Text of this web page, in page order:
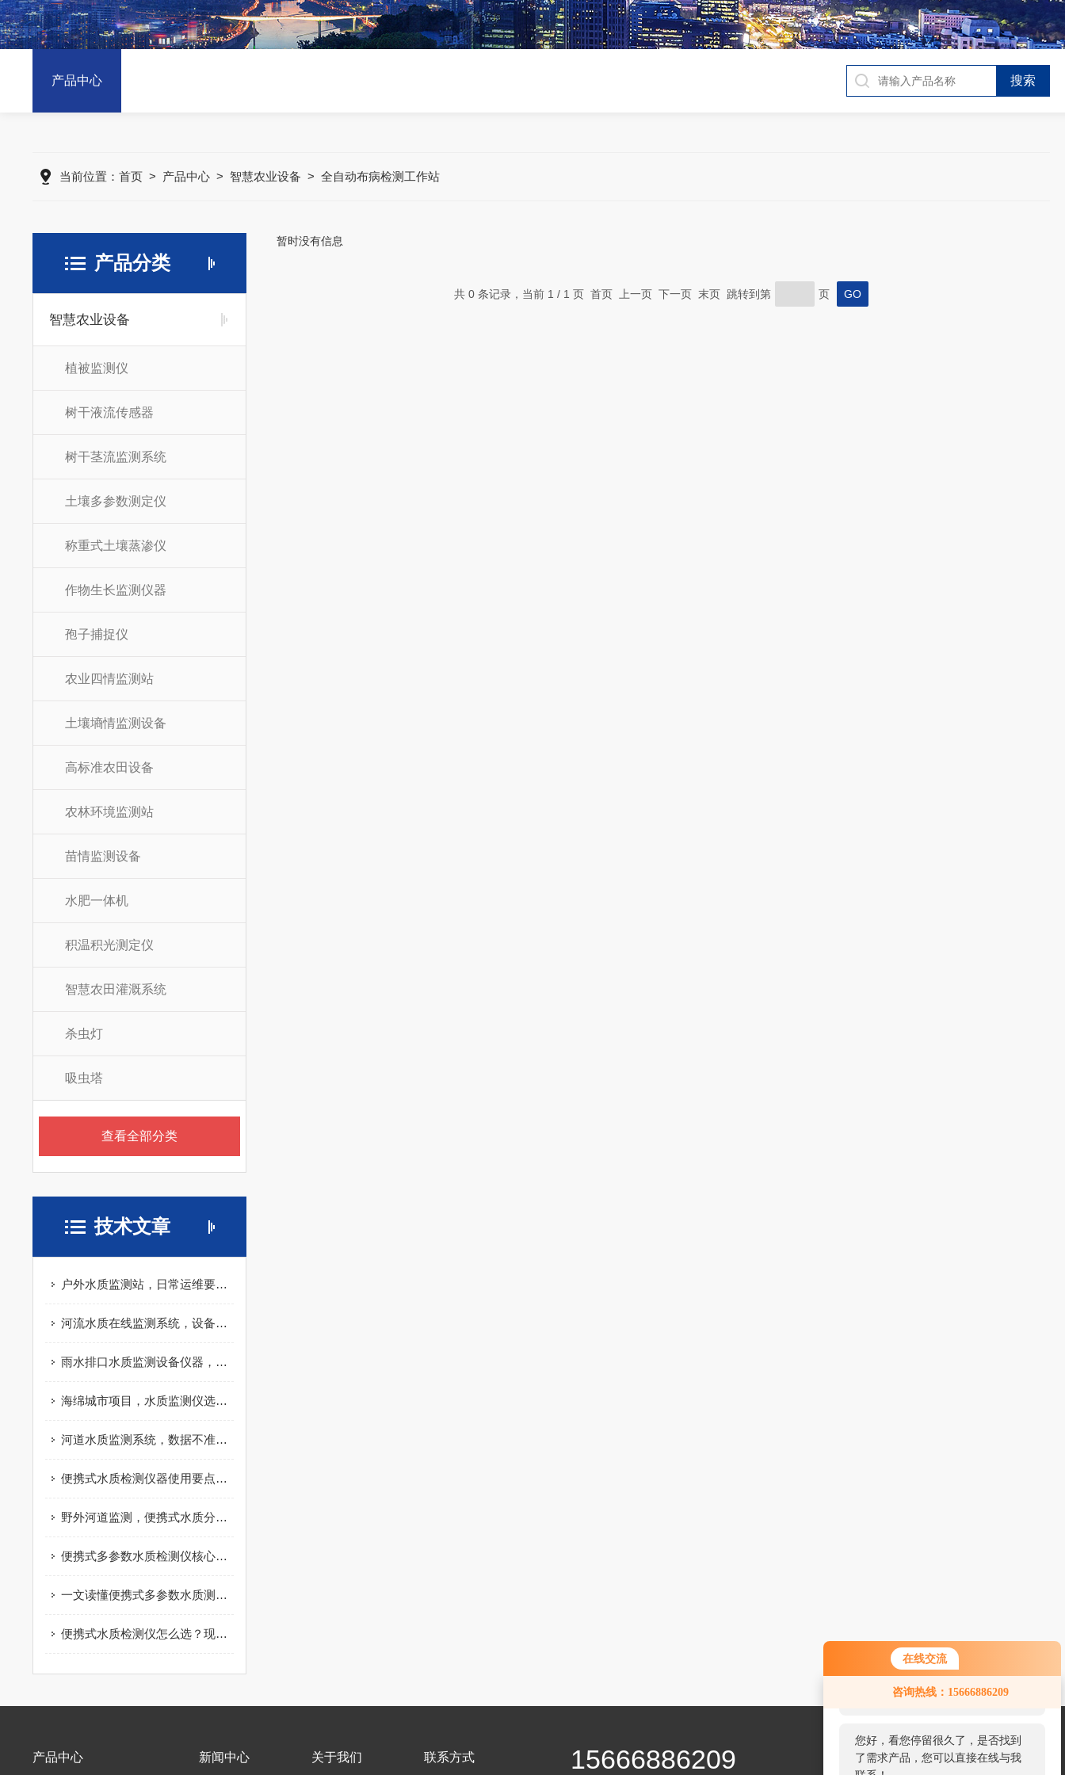
在线交流
咨询热线：15666886209
服务，请问您要咨询什么问题呢？
您好，看您停留很久了，是否找到
了需求产品，您可以直接在线与我
产品中心
当前位置： 首页> 产品中心> 智慧农业设备 > 全自动布病检测工作站
产品分类
智慧农业设备
植被监测仪
树干液流传感器
树干茎流监测系统
土壤多参数测定仪
称重式土壤蒸渗仪
作物生长监测仪器
孢子捕捉仪
农业四情监测站
土壤墒情监测设备
高标准农田设备
农林环境监测站
苗情监测设备
水肥一体机
积温积光测定仪
智慧农田灌溉系统
杀虫灯
吸虫塔
查看全部分类
技术文章
户外水质监测站，日常运维要做哪些工作
河流水质在线监测系统，设备成本主要花在哪
雨水排口水质监测设备仪器，避坑实用指南
海绵城市项目，水质监测仪选型要点
河道水质监测系统，数据不准是什么原因
便携式水质检测仪器使用要点，减少检测数据误差
野外河道监测，便携式水质分析仪实际应用分享
便携式多参数水质检测仪核心原理，看完快速搞懂
一文读懂便携式多参数水质测定仪，户外检测不再难
便携式水质检测仪怎么选？现场水质检测实用指南
暂时没有信息
共 0 条记录，当前 1 / 1 页 首页 上一页 下一页 末页 跳转到第 页
产品中心 新闻中心 关于我们 联系方式 15666886209